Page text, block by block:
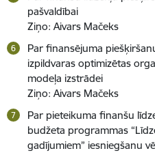
pašvaldībai
Ziņo: Aivars Mačeks
Par finansējuma
izpildvaras optimizētas
modeļa izstrādei
Ziņo: Aivars Mačeks
Par pieteikuma finanšu
budžeta programmas
gadījumiem” iesniegšanu